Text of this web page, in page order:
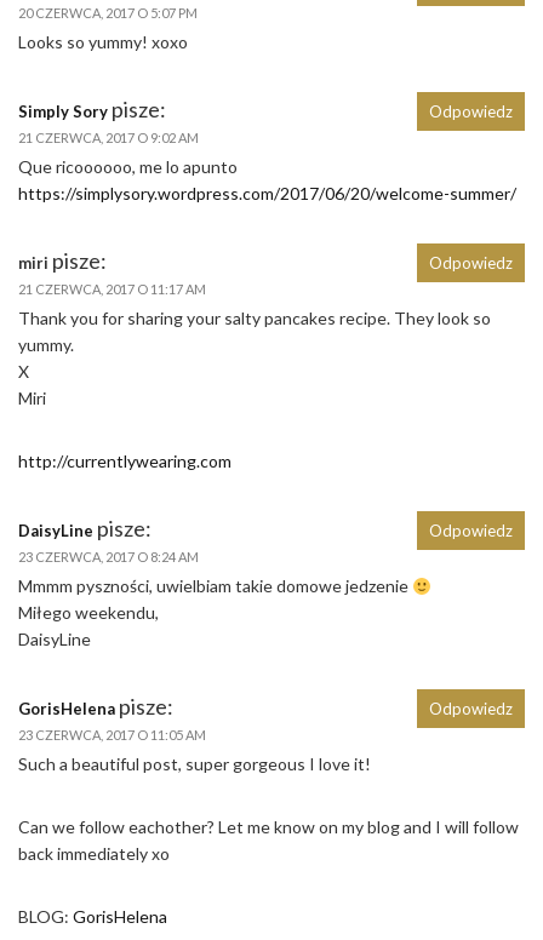
20 CZERWCA, 2017 O 5:07 PM
Looks so yummy! xoxo
Simply Sory pisze:
21 CZERWCA, 2017 O 9:02 AM
Que ricoooooo, me lo apunto
https://simplysory.wordpress.com/2017/06/20/welcome-summer/
Odpowiedz
miri pisze:
21 CZERWCA, 2017 O 11:17 AM
Thank you for sharing your salty pancakes recipe. They look so
yummy.
X
Miri
http://currentlywearing.com
Odpowiedz
DaisyLine pisze:
23 CZERWCA, 2017 O 8:24 AM
Mmmm pyszności, uwielbiam takie domowe jedzenie
Miłego weekendu,
DaisyLine
Odpowiedz
GorisHelena pisze:
23 CZERWCA, 2017 O 11:05 AM
Such a beautiful post, super gorgeous I love it!
Can we follow eachother? Let me know on my blog and I will follow
back immediately xo
BLOG: GorisHelena
Odpowiedz